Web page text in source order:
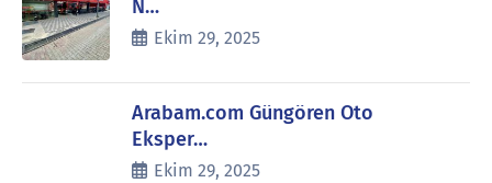
N…
Ekim 29, 2025
Arabam.com Güngören Oto
Eksper…
Ekim 29, 2025